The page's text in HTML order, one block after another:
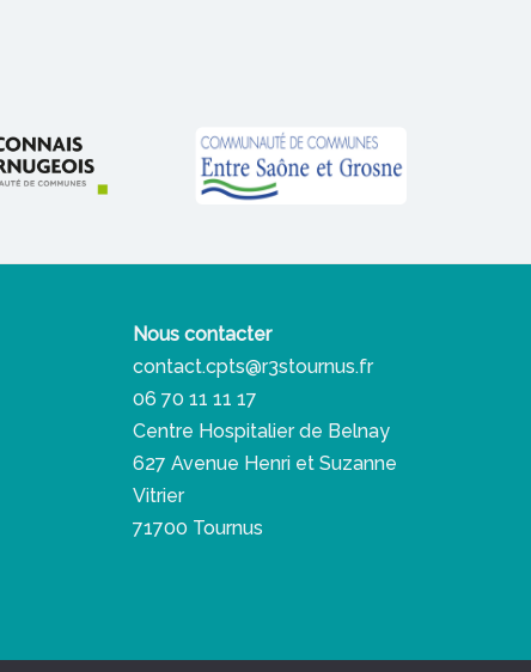
Nous contacter
contact.cpts@r3stournus.fr
06 70 11 11 17
Centre Hospitalier de Belnay
627 Avenue Henri et Suzanne
Vitrier
71700 Tournus